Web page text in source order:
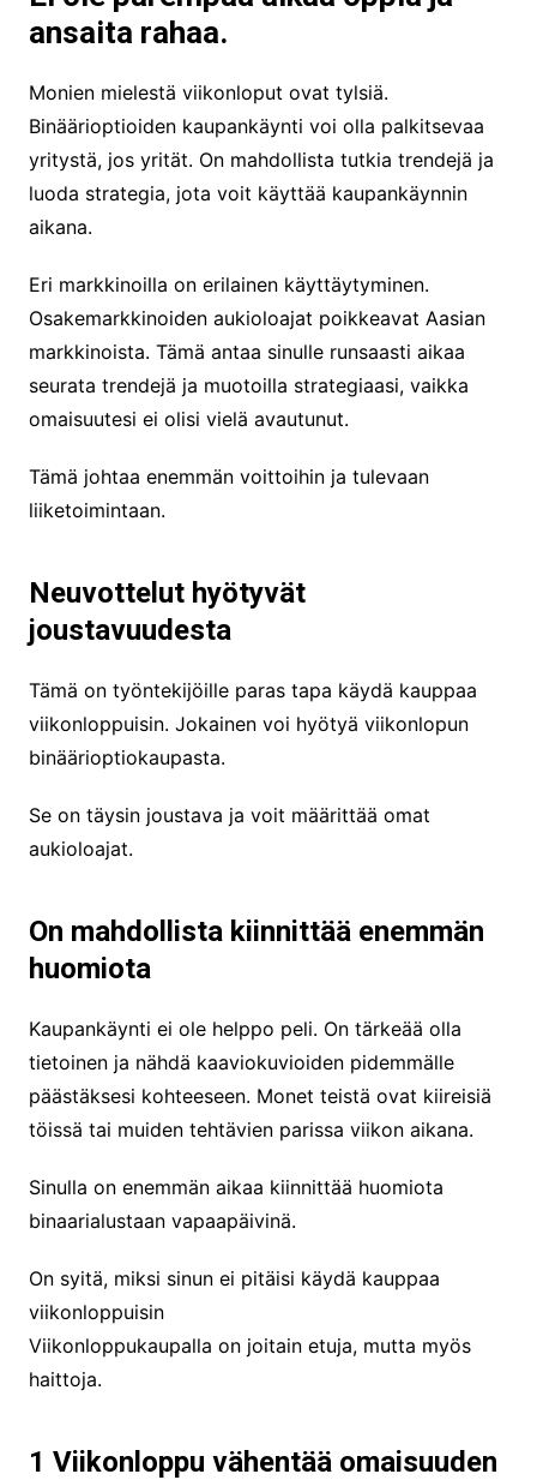
ansaita rahaa.
Monien mielestä viikonloput ovat tylsiä.
Binäärioptioiden kaupankäynti voi olla palkitsevaa
yritystä, jos yrität. On mahdollista tutkia trendejä ja
luoda strategia, jota voit käyttää kaupankäynnin
aikana.
Eri markkinoilla on erilainen käyttäytyminen.
Osakemarkkinoiden aukioloajat poikkeavat Aasian
markkinoista. Tämä antaa sinulle runsaasti aikaa
seurata trendejä ja muotoilla strategiaasi, vaikka
omaisuutesi ei olisi vielä avautunut.
Tämä johtaa enemmän voittoihin ja tulevaan
liiketoimintaan.
Neuvottelut hyötyvät
joustavuudesta
Tämä on työntekijöille paras tapa käydä kauppaa
viikonloppuisin. Jokainen voi hyötyä viikonlopun
binäärioptiokaupasta.
Se on täysin joustava ja voit määrittää omat
aukioloajat.
On mahdollista kiinnittää enemmän
huomiota
Kaupankäynti ei ole helppo peli. On tärkeää olla
tietoinen ja nähdä kaaviokuvioiden pidemmälle
päästäksesi kohteeseen. Monet teistä ovat kiireisiä
töissä tai muiden tehtävien parissa viikon aikana.
Sinulla on enemmän aikaa kiinnittää huomiota
binaarialustaan vapaapäivinä.
On syitä, miksi sinun ei pitäisi käydä kauppaa
viikonloppuisin
Viikonloppukaupalla on joitain etuja, mutta myös
haittoja.
1 Viikonloppu vähentää omaisuuden